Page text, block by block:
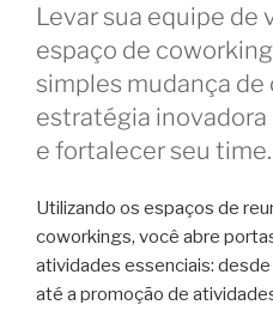
Levar sua equipe de
espaço de
simples mudança de
estratégia
e fortalecer seu time.
Utilizando os espaços de
coworkings, você abre
atividades essenciais:
até a promoção de